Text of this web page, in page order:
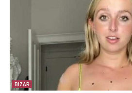
BIZAR